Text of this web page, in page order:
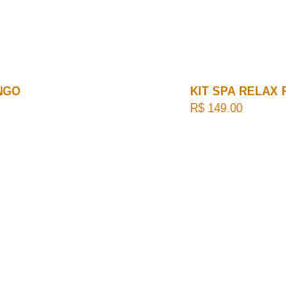
KIT SPA RELAX
R$ 149.00